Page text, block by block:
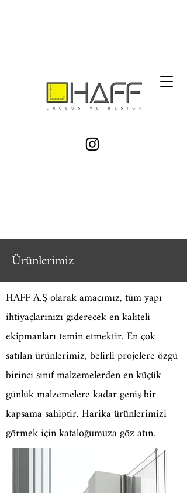
Ürünlerimiz
HAFF A.Ş olarak amacımız, tüm yapı
ihtiyaçlarınızı giderecek en kaliteli
ekipmanları temin etmektir. En çok
satılan ürünlerimiz, belirli projelere özgü
birinci sınıf malzemelerden en küçük
günlük malzemelere kadar geniş bir
kapsama sahiptir. Harika ürünlerimizi
görmek için kataloğumuza göz atın.